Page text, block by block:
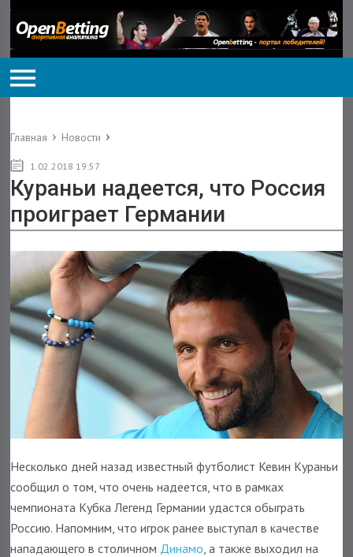
Главная Новости
1.02.2018 19:57
Кураньи надеется, что Россия
проиграет Германии
Несколько дней назад известный футболист Кевин Кураньи
сообщил о том, что очень надеется, что в рамках
чемпионата Кубка Легенд Германии удастся обыграть
Россию. Напомним, что игрок ранее выступал в качестве
нападающего в столичном Динамо , а также выходил на